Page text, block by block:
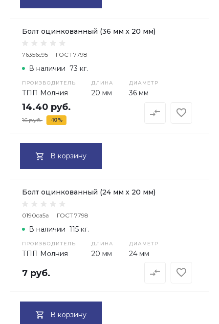
Болт оцинкованный (36 мм х 20 мм)
76356c95 ГОСТ 7798
ПРОИЗВОДИТЕЛЬ
ТПП Молния
ДЛИНА
20 мм
ДИАМЕТР
36 мм
В наличии 73 кг.
14.40 руб.
16 руб. -10%
В корзину
Болт оцинкованный (24 мм х 20 мм)
0190ca5a ГОСТ 7798
ПРОИЗВОДИТЕЛЬ
ТПП Молния
ДЛИНА
20 мм
ДИАМЕТР
24 мм
В наличии 115 кг.
7 руб.
В корзину